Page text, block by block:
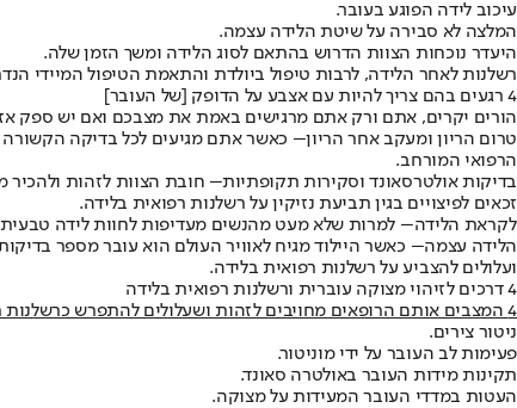
עיכוב לידה הפוגע בעובר.
המלצה לא סבירה על שיטת הלידה עצמה.
היעדר נוכחות הצוות הדרוש בהתאם לסוג הלידה ומשך הזמן שלה.
רשלנות לאחר הלידה, לרבות טיפול ביולדת והתאמת הטיפול המיידי
4 רגעים בהם צריך להיות עם אצבע על הדופק [של העובר]
הורים יקרים, אתם ורק אתם מרגישים באמת את מצבכם ואם יש ספק אז אין ספק. היו ערניים ב-4 הרגעים הבאים בתהליך ההריון
טרום הריון ומעקב אחר הריון– כאשר אתם מגיעים לכל בדיקה הקשורה
הרפואי המורחב.
בדיקות אולטרסאונד וסקירות תקופתיות– חובת הצוות לזהות ולהכיר
זכאים לפיצויים בגין תביעת נזיקין על רשלנות רפואית בלידה.
לקראת הלידה– למרות שלא מעט מהנשים מעדיפות לחוות לידה טבעית
הלידה עצמה– כאשר היילוד מגיח לאוויר העולם הוא עובר מספר
ועלולים להצביע על רשלנות רפואית בלידה.
4 דרכים לזיהוי מצוקה עוברית ורשלנות רפואית בלידה
4 המצבים אותם הרופאים מחויבים לזהות ושעלולים להתפרש כרשלנות רפואית בלידה:
ניטור צירים.
פעימות לב העובר על ידי מוניטור.
תקינות מידות העובר באולטרה סאונד.
העטות במדדי העובר המעידות על מצוקה.